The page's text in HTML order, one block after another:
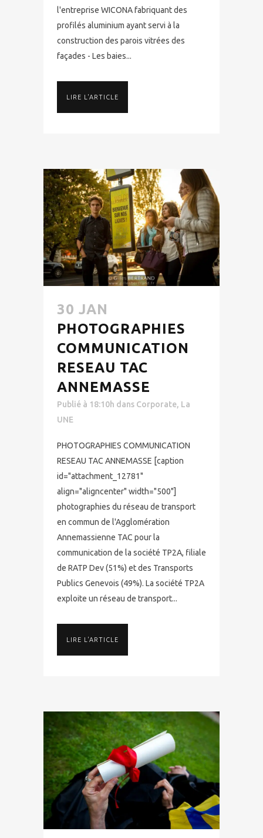
l'entreprise WICONA fabriquant des
profilés aluminium ayant servi à la
construction des parois vitrées des
façades - Les baies...
LIRE L'ARTICLE
30 JAN
PHOTOGRAPHIES
COMMUNICATION
RESEAU TAC
ANNEMASSE
Publié à 18:10h dans Corporate, La
UNE
PHOTOGRAPHIES COMMUNICATION
RESEAU TAC ANNEMASSE [caption
id="attachment_12781"
align="aligncenter" width="500"]
photographies du réseau de transport
en commun de l'Agglomération
Annemassienne TAC pour la
communication de la société TP2A, filiale
de RATP Dev (51%) et des Transports
Publics Genevois (49%). La société TP2A
exploite un réseau de transport...
LIRE L'ARTICLE